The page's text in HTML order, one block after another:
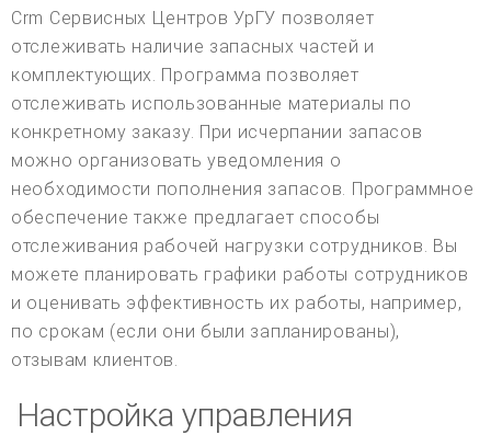
Crm Сервисных Центров УрГУ позволяет
отслеживать наличие запасных частей и
комплектующих. Программа позволяет
отслеживать использованные материалы по
конкретному заказу. При исчерпании запасов
можно организовать уведомления о
необходимости пополнения запасов. Программное
обеспечение также предлагает способы
отслеживания рабочей нагрузки сотрудников. Вы
можете планировать графики работы сотрудников
и оценивать эффективность их работы, например,
по срокам (если они были запланированы),
отзывам клиентов.
Настройка управления